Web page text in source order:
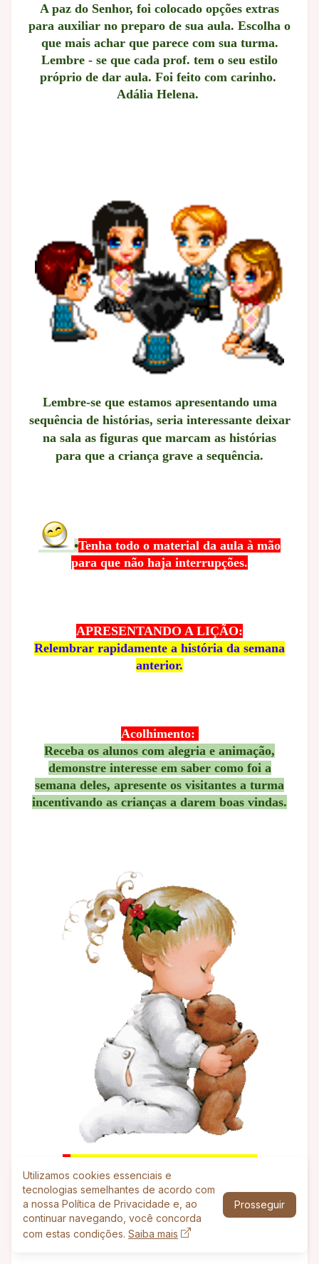
A paz do Senhor, foi colocado opções extras
para auxiliar no preparo de sua aula. Escolha o
que mais achar que parece com sua turma.
Lembre - se que cada prof. tem o seu estilo
próprio de dar aula. Foi feito com carinho.
Adália Helena.
Lembre-se que estamos apresentando uma
sequência de histórias, seria interessante deixar
na sala as figuras que marcam as histórias
para que a criança grave a sequência.
•Tenha todo o material da aula à mão
para que não haja interrupções.
APRESENTANDO A LIÇÃO:
Relembrar rapidamente a história da semana
anterior.
Acolhimento:
Receba os alunos com alegria e animação,
demonstre interesse em saber como foi a
semana deles, apresente os visitantes a turma
incentivando as crianças a darem boas vindas.
·Ore com sua turma por sua aula.
Se á algum pedido especial, pois as vezes pode
ter acontecido algo com eles, e a sua oração,
será aquilo que pode deixar tranquilo e
confiante em Deus.
Utilizamos cookies essenciais e
tecnologias semelhantes de acordo com
a nossa Política de Privacidade e, ao
continuar navegando, você concorda
com estas condições. Saiba mais
Prosseguir